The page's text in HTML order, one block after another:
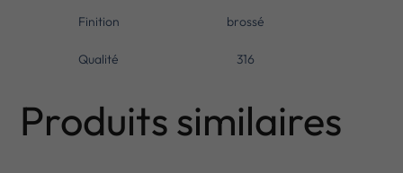
Finition brossé
Qualité 316
Produits similaires